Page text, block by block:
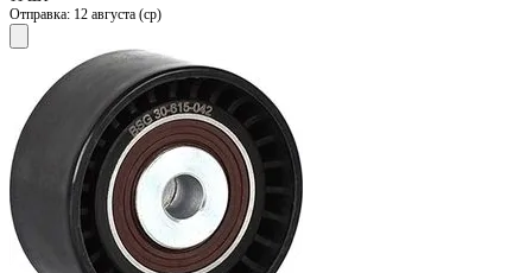
Отправка: 12 августа (ср)